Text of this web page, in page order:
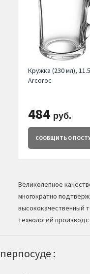
Кружка (230 мл),
Arcoroc
484 руб.
СООБЩИТЬ О
Великолепное
многократно
высококачественный
технологий
: